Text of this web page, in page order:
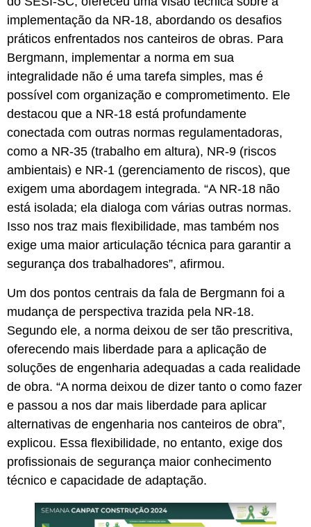
implementação da NR-18, abordando os desafios
práticos enfrentados nos canteiros de obras. Para
Bergmann, implementar a norma em sua
integralidade não é uma tarefa simples, mas é
possível com organização e comprometimento. Ele
destacou que a NR-18 está profundamente
conectada com outras normas regulamentadoras,
como a NR-35 (trabalho em altura), NR-9 (riscos
ambientais) e NR-1 (gerenciamento de riscos), que
exigem uma abordagem integrada. “A NR-18 não
está isolada; ela dialoga com várias outras normas.
Isso nos traz mais flexibilidade, mas também nos
exige uma maior articulação técnica para garantir a
segurança dos trabalhadores”, afirmou.
Um dos pontos centrais da fala de Bergmann foi a
mudança de perspectiva trazida pela NR-18.
Segundo ele, a norma deixou de ser tão prescritiva,
oferecendo mais liberdade para a aplicação de
soluções de engenharia adequadas a cada realidade
de obra. “A norma deixou de dizer tanto o como fazer
e passou a nos dar mais liberdade para aplicar
alternativas de engenharia nos canteiros de obra”,
explicou. Essa flexibilidade, no entanto, exige dos
profissionais de segurança maior conhecimento
técnico e capacidade de adaptação.